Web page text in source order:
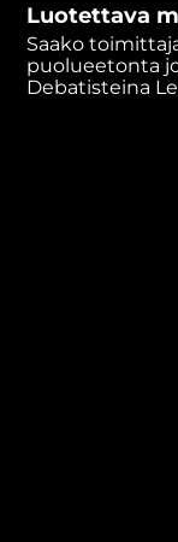
minutes,
38
seconds
Luotettava
Saako
puolueetonta
Debatisteina